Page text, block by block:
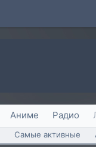
Аниме Радио
Самые активные